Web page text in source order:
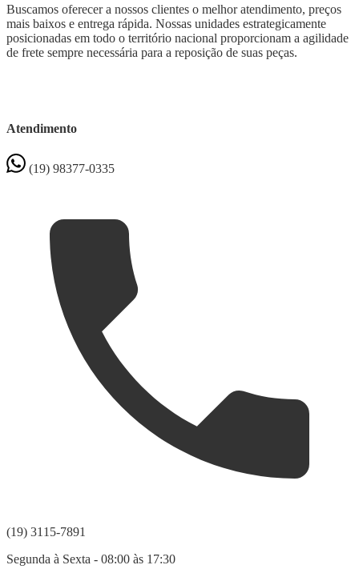
Buscamos oferecer a nossos clientes o melhor atendimento, preços
mais baixos e entrega rápida. Nossas unidades estrategicamente
posicionadas em todo o território nacional proporcionam a agilidade
de frete sempre necessária para a reposição de suas peças.
Atendimento
(19) 98377-0335
(19) 3115-7891
Segunda à Sexta - 08:00 às 17:30